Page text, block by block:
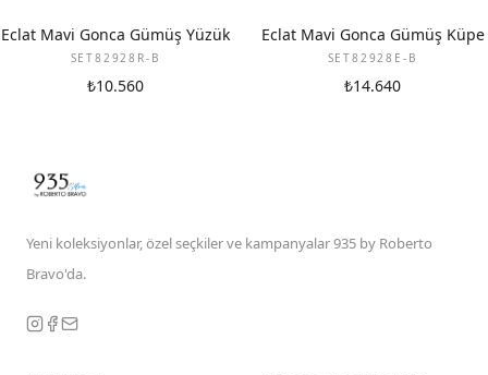
Eclat Mavi Gonca Gümüş Yüzük
SET82928R-B
₺10.560
Eclat Mavi Gonca Gümüş Küpe
SET82928E-B
₺14.640
Yeni koleksiyonlar, özel seçkiler ve kampanyalar 935 by Roberto
Bravo'da.